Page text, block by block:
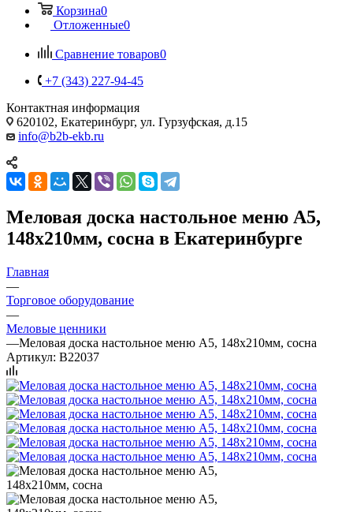
Корзина0
Отложенные0
Сравнение товаров0
+7 (343) 227-94-45
Контактная информация
620102, Екатеринбург, ул. Гурзуфская, д.15
info@b2b-ekb.ru
Меловая доска настольное меню А5,
148х210мм, сосна в Екатеринбурге
Главная
—
Торговое оборудование
—
Меловые ценники
—Меловая доска настольное меню А5, 148х210мм, сосна
Артикул: B22037